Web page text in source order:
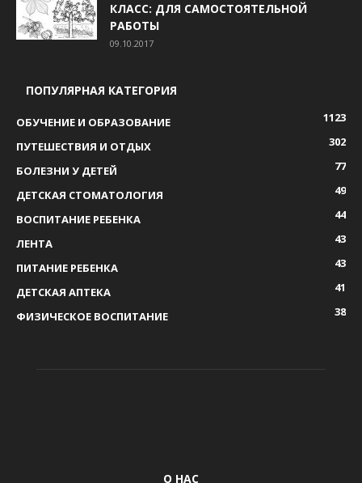
КЛАСС: ДЛЯ САМОСТОЯТЕЛЬНОЙ
РАБОТЫ
09.10.2017
ПОПУЛЯРНАЯ КАТЕГОРИЯ
ОБУЧЕНИЕ И ОБРАЗОВАНИЕ
1123
ПУТЕШЕСТВИЯ И ОТДЫХ
302
БОЛЕЗНИ У ДЕТЕЙ
77
ДЕТСКАЯ СТОМАТОЛОГИЯ
49
ВОСПИТАНИЕ РЕБЕНКА
44
ЛЕНТА
43
ПИТАНИЕ РЕБЕНКА
43
ДЕТСКАЯ АПТЕКА
41
ФИЗИЧЕСКОЕ ВОСПИТАНИЕ
38
О НАС